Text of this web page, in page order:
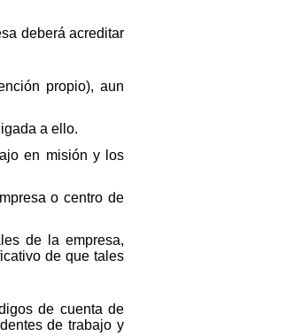
deberá acreditar
propio), aun
a ello.
en misión y los
o centro de
de la empresa,
de que tales
de cuenta de
de trabajo y